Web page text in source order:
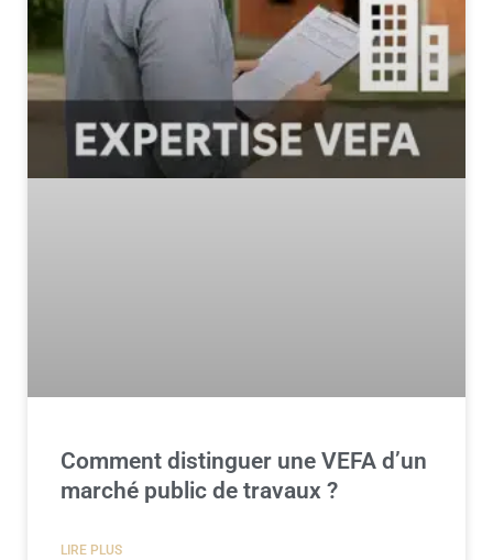
Comment distinguer une VEFA d’un
marché public de travaux ?
LIRE PLUS